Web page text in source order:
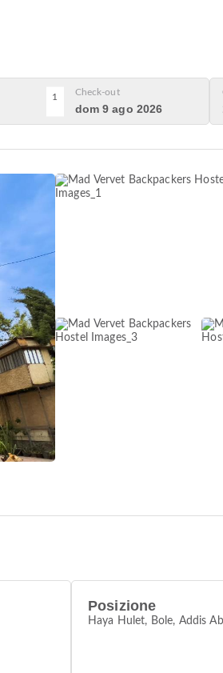
1 Check-out
dom 9 ago 2026
Posizione
Haya Hulet, Bole, Addis